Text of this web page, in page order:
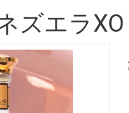
ズエラ